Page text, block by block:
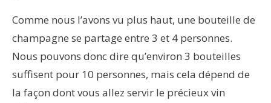
Comme nous l’avons vu plus haut, une bouteille de
champagne se partage entre 3 et 4 personnes.
Nous pouvons donc dire qu’environ 3 bouteilles
suffisent pour 10 personnes, mais cela dépend de
la façon dont vous allez servir le précieux vin